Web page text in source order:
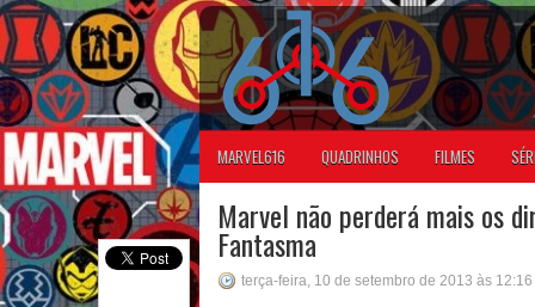
MARVEL616 QUADRINHOS FILMES
Marvel não perderá mais os
Fantasma
terça-feira, 10 de setembro de 2013 às 12:16